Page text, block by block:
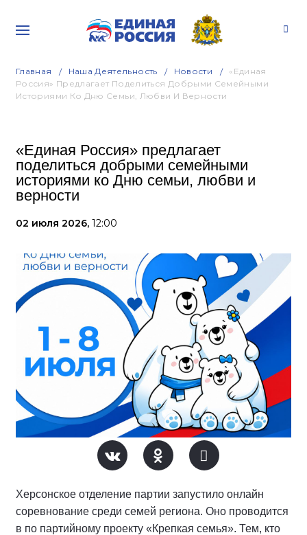
Главная Наша Деятельность Новости
«Единая
Россия» Предлагает Поделиться Добрыми Семейными
Историями Ко Дню Семьи, Любви И Верности
«Единая Россия» предлагает
поделиться добрыми семейными
историями ко Дню семьи, любви и
верности
02 июля 2026, 12:00
Херсонское отделение партии запустило онлайн
соревнование среди семей региона. Оно проводится
в по партийному проекту «Крепкая семья». Тем, кто